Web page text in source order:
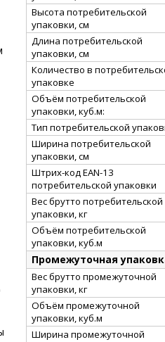
Высота потребительской
упаковки, см
Длина потребительской
упаковки, см
Количество в
упаковке
Объём потребительской
упаковки, куб.м:
Тип потребительской
Ширина потребительской
упаковки, см
Штрих-код EAN-13
потребительской упаковки
Вес брутто потребительской
упаковки, кг
Объём потребительской
упаковки, куб.м
Промежуточная
Вес брутто промежуточной
упаковки, кг
Объём промежуточной
упаковки, куб.м
Ширина промежуточной